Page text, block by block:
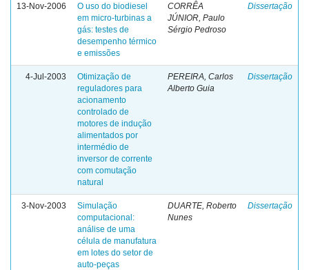
13-Nov-2006
O uso do biodiesel
em micro-turbinas a
gás: testes de
desempenho térmico
e emissões
CORRÊA
JÚNIOR, Paulo
Sérgio Pedroso
Dissertação
4-Jul-2003
Otimização de
reguladores para
acionamento
controlado de
motores de indução
alimentados por
intermédio de
inversor de corrente
com comutação
natural
PEREIRA, Carlos
Alberto Guia
Dissertação
3-Nov-2003
Simulação
computacional:
análise de uma
célula de manufatura
em lotes do setor de
auto-peças
DUARTE, Roberto
Nunes
Dissertação